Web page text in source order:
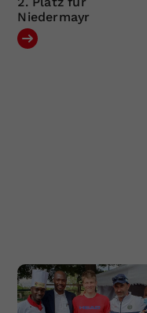
Niedermayr